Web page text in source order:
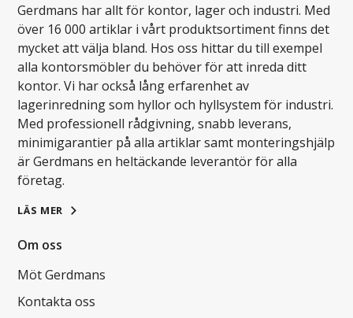
Gerdmans har allt för kontor, lager och industri. Med
över 16 000 artiklar i vårt produktsortiment finns det
mycket att välja bland. Hos oss hittar du till exempel
alla kontorsmöbler du behöver för att inreda ditt
kontor. Vi har också lång erfarenhet av
lagerinredning som hyllor och hyllsystem för industri.
Med professionell rådgivning, snabb leverans,
minimigarantier på alla artiklar samt monteringshjälp
är Gerdmans en heltäckande leverantör för alla
företag.
LÄS MER
Om oss
Möt Gerdmans
Kontakta oss